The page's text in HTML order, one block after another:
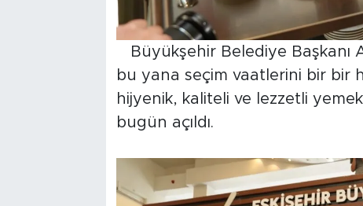
Büyükşehir Belediye Başkanı
bu yana seçim vaatlerini bir bir
hijyenik, kaliteli ve lezzetli
bugün açıldı.